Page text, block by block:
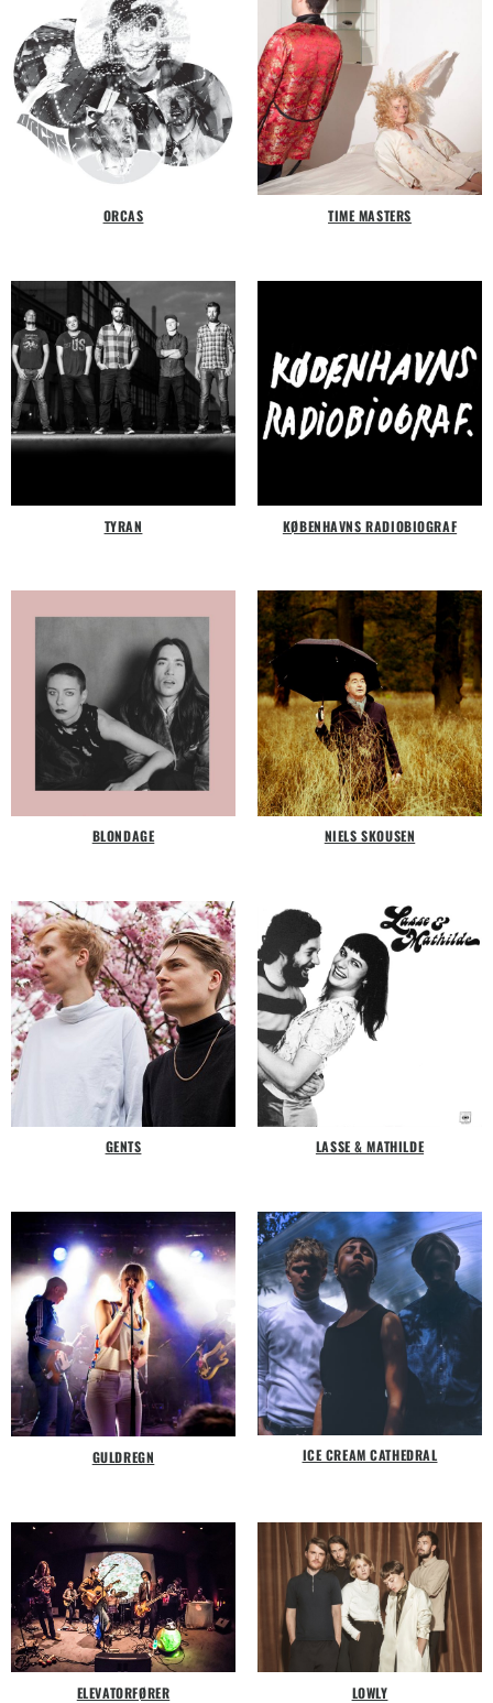
ORCAS TIME MASTERS
TYRAN KØBENHAVNS RADIOBIOGRAF
BLONDAGE NIELS SKOUSEN
GENTS LASSE & MATHILDE
GULDREGN ICE CREAM CATHEDRAL
ELEVATORFØRER LOWLY